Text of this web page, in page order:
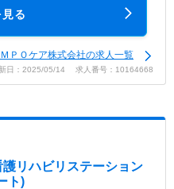
る
ＭＰＯケア株式会社の求人一覧
日：2025/05/14 求人番号：10164668
リハビリステーション
ト)